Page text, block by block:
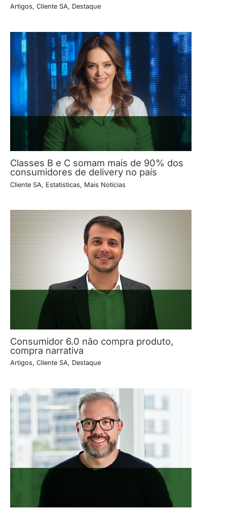
Artigos, Cliente SA, Destaque
Classes B e C somam mais de 90% dos
consumidores de delivery no país
Cliente SA, Estatísticas, Mais Notícias
Consumidor 6.0 não compra produto,
compra narrativa
Artigos, Cliente SA, Destaque